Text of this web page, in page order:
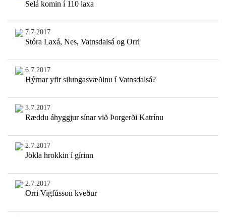
Selá komin í 110 laxa
7.7.2017
Stóra Laxá, Nes, Vatnsdalsá og Orri
6.7.2017
Hýrnar yfir silungasvæðinu í Vatnsdalsá?
3.7.2017
Ræddu áhyggjur sínar við Þorgerði Katrínu
2.7.2017
Jökla hrokkin í gírinn
2.7.2017
Orri Vigfússon kveður